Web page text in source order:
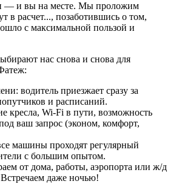
— и вы на месте. Мы проложим
в расчет..., позаботившись о том,
с максимальной пользой и
нас снова и снова для
водитель приезжает сразу за
и расписаний.
кресла, Wi-Fi в пути, возможность
ваш запрос (эконом, комфорт,
машины проходят регулярный
с большим опытом.
от дома, работы, аэропорта или ж/д
даже ночью!